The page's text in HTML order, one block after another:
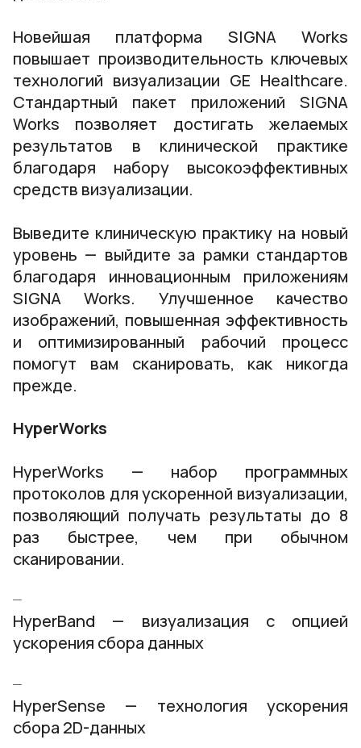
Новейшая платформа SIGNA Works
повышает производительность ключевых
технологий визуализации GE Healthcare.
Стандартный пакет приложений SIGNA
Works позволяет достигать желаемых
результатов в клинической практике
благодаря набору высокоэффективных
средств визуализации.
Выведите клиническую практику на новый
уровень — выйдите за рамки стандартов
благодаря инновационным приложениям
SIGNA Works. Улучшенное качество
изображений, повышенная эффективность
и оптимизированный рабочий процесс
помогут вам сканировать, как никогда
прежде.
HyperWorks
HyperWorks — набор программных
протоколов для ускоренной визуализации,
позволяющий получать результаты до 8
раз быстрее, чем при обычном
сканировании.
HyperBand — визуализация с опцией
ускорения сбора данных
HyperSense — технология ускорения
сбора 2D-данных